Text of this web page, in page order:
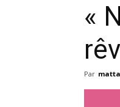
«
Par